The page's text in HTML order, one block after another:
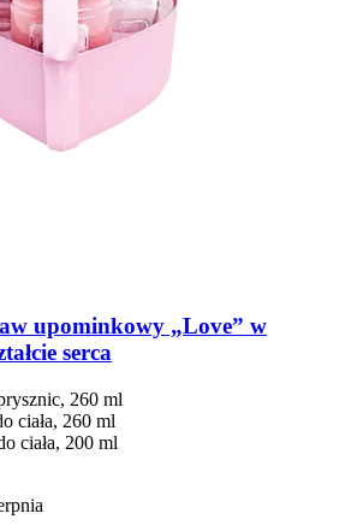
upominkowy „Love” w
serca
260 ml
ciała, 260 ml
ciała, 200 ml